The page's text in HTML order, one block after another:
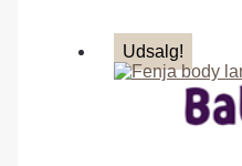
Udsalg!